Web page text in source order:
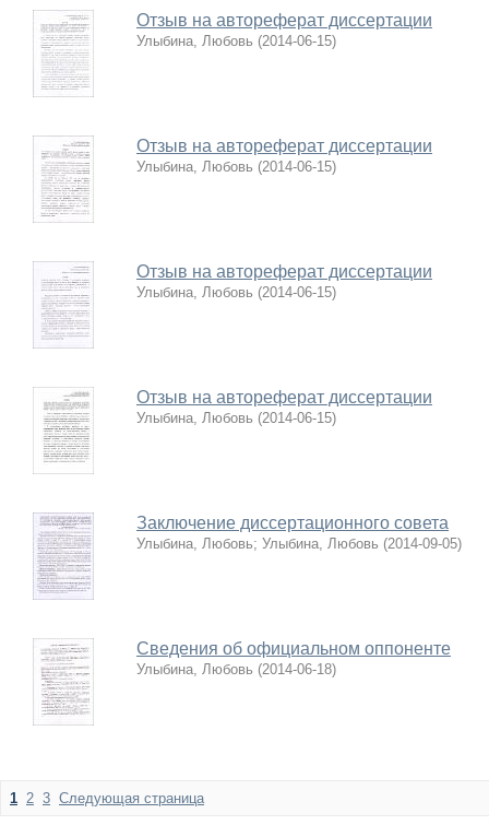
Отзыв на автореферат диссертации
Улыбина, Любовь (2014-06-15)
Отзыв на автореферат диссертации
Улыбина, Любовь (2014-06-15)
Отзыв на автореферат диссертации
Улыбина, Любовь (2014-06-15)
Отзыв на автореферат диссертации
Улыбина, Любовь (2014-06-15)
Заключение диссертационного совета
Улыбина, Любовь; Улыбина, Любовь (2014-09-05)
Сведения об официальном оппоненте
Улыбина, Любовь (2014-06-18)
1 2 3 Следующая страница